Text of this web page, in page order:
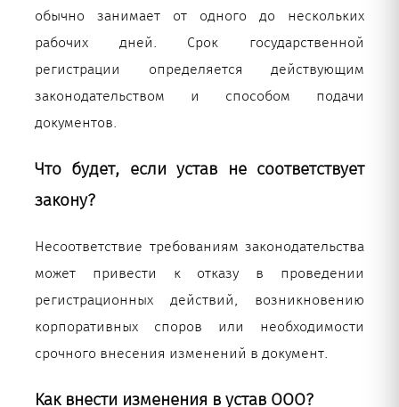
обычно занимает от одного до нескольких
рабочих дней. Срок государственной
регистрации определяется действующим
законодательством и способом подачи
документов.
Что будет, если устав не соответствует
закону?
Несоответствие требованиям законодательства
может привести к отказу в проведении
регистрационных действий, возникновению
корпоративных споров или необходимости
срочного внесения изменений в документ.
Как внести изменения в устав ООО?